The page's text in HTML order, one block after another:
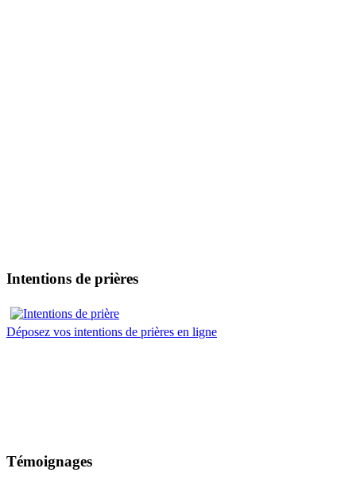
Intentions de prières
Déposez vos intentions de prières en ligne
Témoignages